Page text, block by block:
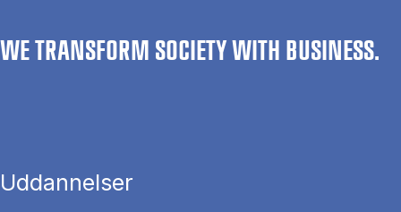
WE TRANSFORM SOCIETY WITH BUSINESS.
Uddannelser